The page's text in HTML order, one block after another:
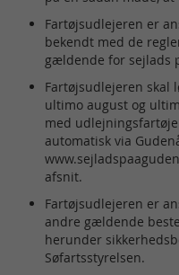
Fartøjsudlejeren er
bekendt med de
gældende for sejlads
Fartøjsudlejeren skal
ultimo august og
med
automatisk via
afsnit.
Fartøjsudlejeren er
andre gældende
herunder
Søfartsstyrelsen.